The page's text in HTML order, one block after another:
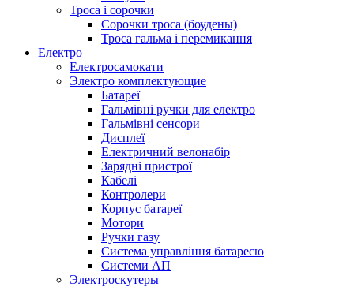
Троса і сорочки
Сорочки троса (боудены)
Троса гальма і перемикання
Електро
Електросамокати
Электро комплектующие
Батареї
Гальмівні ручки для електро
Гальмівні сенсори
Дисплеї
Електричний велонабір
Зарядні пристрої
Кабелі
Контролери
Корпус батареї
Мотори
Ручки газу
Система управління батареєю
Системи АП
Электроскутеры